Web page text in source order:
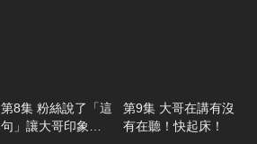
第8集 粉絲說了「這
句」讓大哥印象超
第9集 大哥在講有沒
有在聽！快起床！